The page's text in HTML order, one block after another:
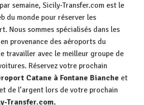
semaine, Sicily-Transfer.com est le
du monde pour réserver les
Nous sommes spécialisés dans les
provenance des aéroports du
travailler avec le meilleur groupe de
Réservez votre prochain
Catane à Fontane Bianche et
de l’argent lors de votre prochain
Transfer.com.